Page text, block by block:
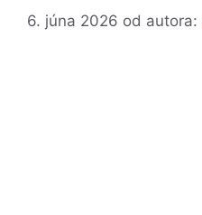
6. júna 2026 od autora: